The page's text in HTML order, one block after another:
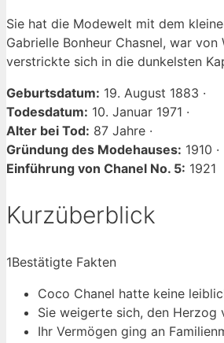
Sie hat die Modewelt mit dem
Gabrielle Bonheur Chasnel, war
verstrickte sich in die dunkelsten
Geburtsdatum: 19. August 1883 ·
Todesdatum: 10. Januar 1971 ·
Alter bei Tod: 87 Jahre ·
Gründung des Modehauses: 1910 ·
Einführung von Chanel No. 5: 1921
Kurzüberblick
1Bestätigte Fakten
Coco Chanel hatte keine
Sie weigerte sich, den Herzog
Ihr Vermögen ging an